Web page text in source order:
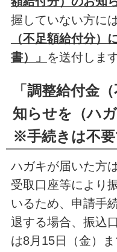
握していない方に
（不足額給付分）
書）」 を送付します
「調整給付金
知らせを（ハ
※手続きは不
ハガキが届いた方
受取口座等により
いるため、申請手
退する場合、振込
は8月15日（金）